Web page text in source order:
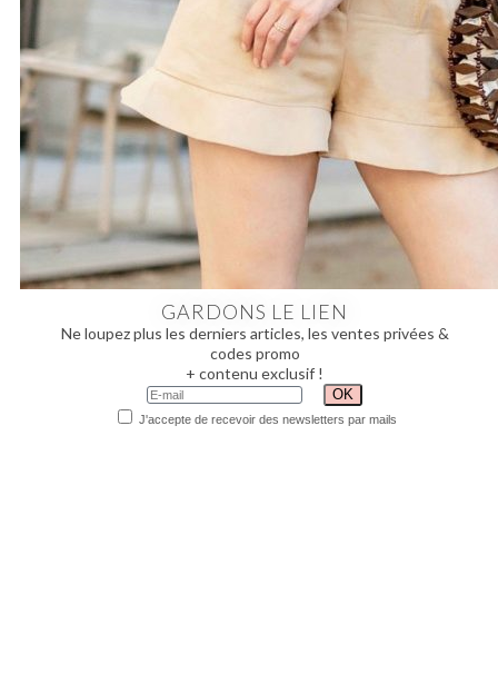
GARDONS LE LIEN
Ne loupez plus les derniers articles, les ventes privées &
codes promo
+ contenu exclusif !
J'accepte de recevoir des newsletters par mails